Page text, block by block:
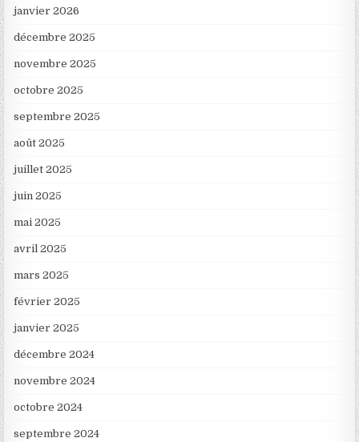
janvier 2026
décembre 2025
novembre 2025
octobre 2025
septembre 2025
août 2025
juillet 2025
juin 2025
mai 2025
avril 2025
mars 2025
février 2025
janvier 2025
décembre 2024
novembre 2024
octobre 2024
septembre 2024